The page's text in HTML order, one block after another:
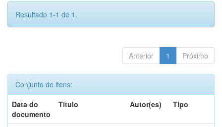
Resultado 1-1 de 1.
Anterior 1 Próximo
Conjunto de itens:
Data do
documento
Título Autor(es) Tipo